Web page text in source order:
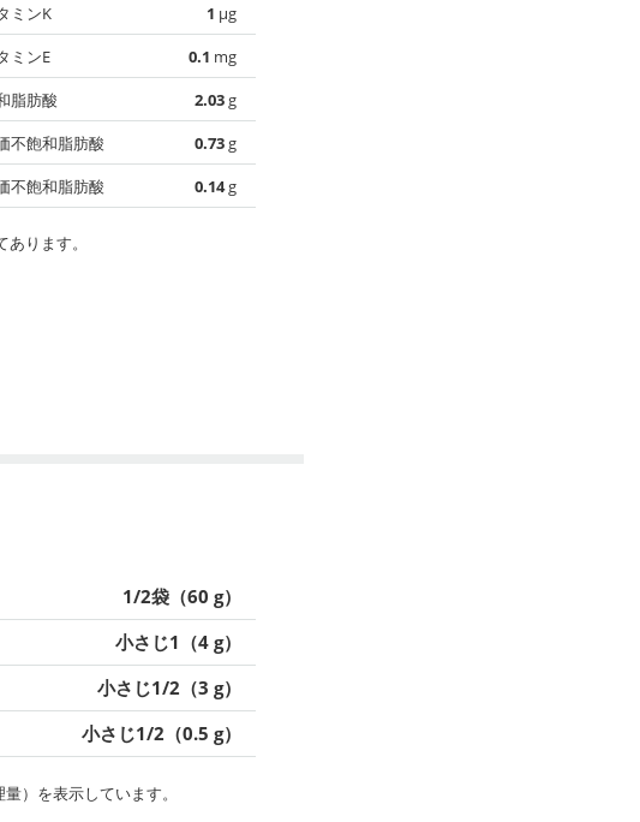
ミンK
1 µg
ミンE
0.1 mg
脂肪酸
2.03g
不飽和脂肪酸
0.73g
不飽和脂肪酸
0.14g
ります。
1/2袋（60 g）
小さじ1（4 g）
小さじ1/2（3 g）
小さじ1/2（0.5 g）
）を表示しています。